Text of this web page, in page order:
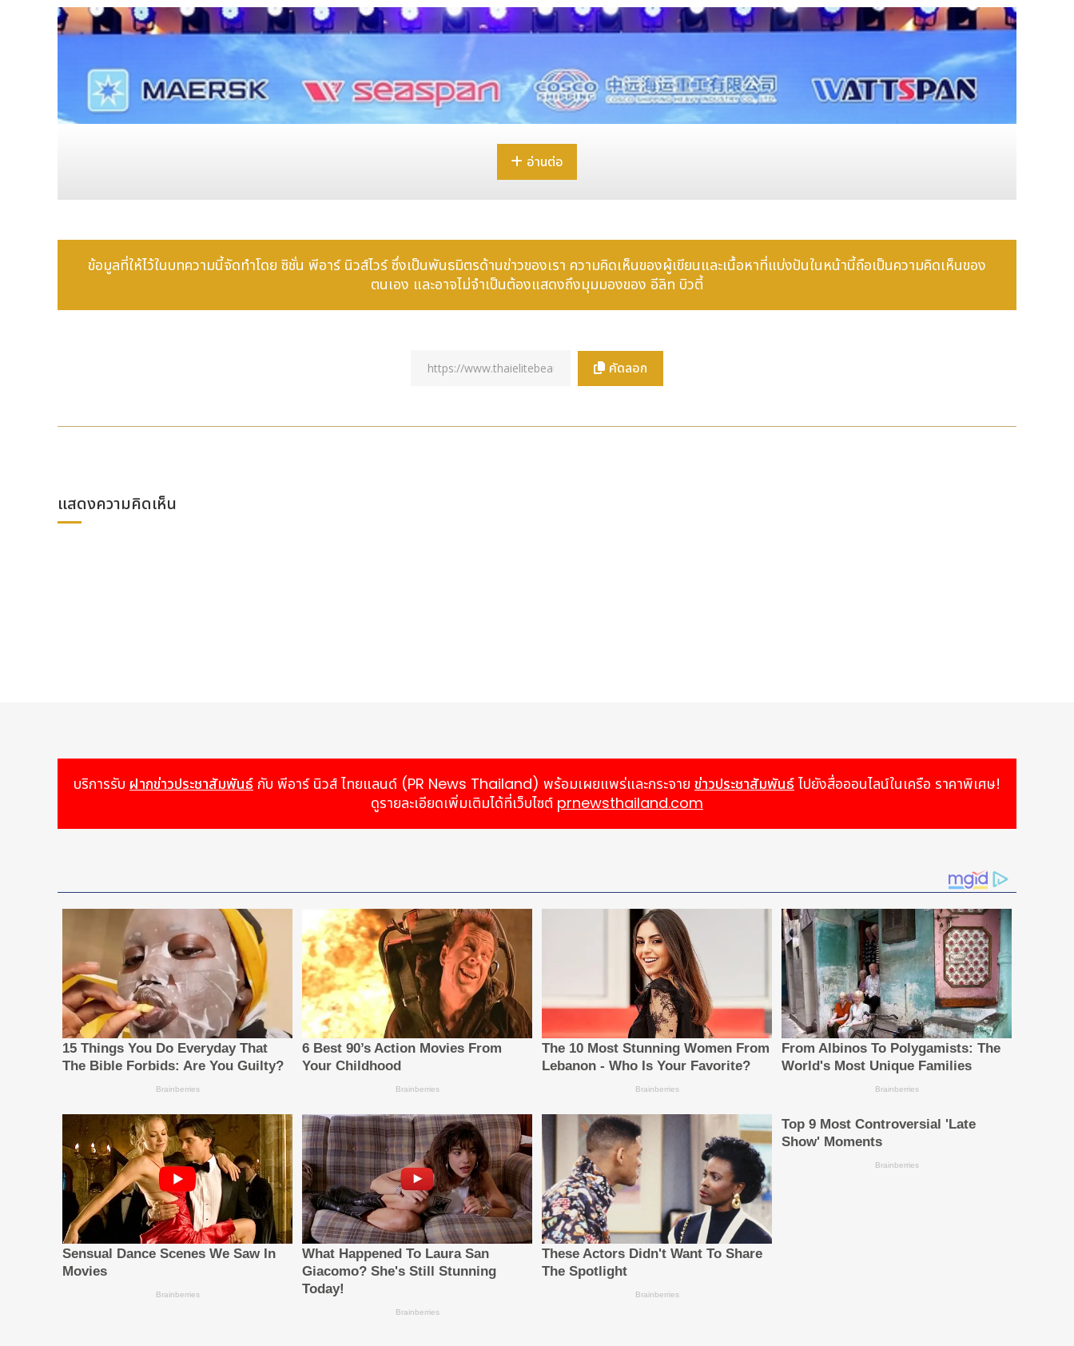
แนวทางการปรับปรุงดังกล่าว ประกอบด้วยการติดตั้งเครื่องกำเนิดไฟฟ้าแบบเพลา (shaft generator) เพื่อลดการใช้เชื้อเพลิงของเครื่องยนต์ช่วย (auxiliary engine) การเพิ่มประสิทธิภาพ
การทำงานของเครื่องยนต์หลัก การติดตั้งใบจักรประสิทธิภาพสูงรุ่นใหม่ และอุปกรณ์สร้างการไหลหมุนล่วงหน้าก่อนเข้าสู่ใบจักร (pre swirl device) เพื่อเพิ่มประสิทธิภาพของระบบขับเคลื่อน
ตลอดจนการเตรียมความพร้อมสำหรับการติดตั้งระบบดักจับคาร์บอน เพื่อรองรับการปฏิบัติตามข้อกำหนดด้านการปล่อยมลพิษในอนาคต นอกจากนี้ จะมีการยกระดับสะพานยึดตู้สินค้า (lashing
ต้นทุนต่อช่องบรรทุกตู้สินค้าของเรือลงได้ประมาณ 10–13% พร้อมทั้งเพิ่มประสิทธิภาพการใช้เชื้อเพลิง ยกระดับสมรรถนะในการปฏิบัติการ และเสริมความพร้อมในการปฏิบัติตามข้อกำหนดด้านกฎ
ระเบียบในอนาคต
จนถึงปัจจุบัน การลงทุนรวมสำหรับการปรับปรุงกองเรือทั้งในส่วนที่ดำเนินการแล้วและที่มีแผนจะดำเนินการสำหรับเรือทั้ง 18 ลำ มีมูลค่าประมาณ 75 ล้านดอลลาร์สหรัฐ และยังมีโครงการเพิ่มเติมที่
อยู่ระหว่างการพัฒนาเพื่อสนับสนุนการลดการปล่อยก๊าซคาร์บอนและการยกระดับประสิทธิภาพของกองเรืออย่างต่อเนื่อง
นอกจากนี้ WattSpan ซึ่งเป็นพันธมิตรร่วมทุนเชิงกลยุทธ์ของ Seaspan ด้านเทคโนโลยีและวิศวกรรมทางทะเล ที่มุ่งเน้นการเพิ่มประสิทธิภาพเรือ การใช้พลังงานอย่างมีประสิทธิภาพ และโซลูชัน
ด้านการลดการปล่อยก๊าซคาร์บอน ได้เข้าร่วมกับ Maersk และ COSCO Shipyard ในการลงนามบันทึกความร่วมมือ (Memorandum of Cooperation) ที่ไม่มีผลผูกพันทางกฎหมาย เพื่อ
กำหนดกรอบความร่วมมือระยะเวลา 1 ปี สำหรับการทำงานร่วมกันด้านการปรับปรุงเรือ การเพิ่มประสิทธิภาพการใช้พลังงาน และเทคโนโลยีการลดการปล่อยก๊าซคาร์บอนในภาคการเดินเรือ ทั้งนี้
ความร่วมมือดังกล่าวครอบคลุมถึงแต่ไม่จำกัดเพียงการพัฒนาโครงการร่วมกัน การแลกเปลี่ยนข้อมูล และการดำเนินโครงการในอนาคตภายใต้ข้อตกลงทางการค้าที่แยกออกมาต่างหาก
"ความร่วมมือครั้งนี้สะท้อนให้เห็นถึงรูปแบบความร่วมมือที่มุ่งเน้นการนำไปปฏิบัติได้จริงและสร้างผลลัพธ์ที่มีคุณค่าอย่างเป็นรูปธรรม ซึ่งจำเป็นต่อการผลักดันการลดการปล่อยก๊าซคาร์บอนใน
อุตสาหกรรมการเดินเรือ" Dimitrios Panagopoulos ประธานเจ้าหน้าที่ฝ่ายปฏิบัติการกองเรือของ Seaspan กล่าว "ด้วยการทำงานอย่างใกล้ชิดร่วมกับ Maersk, WattSpan และ COSCO
Shipyard เราได้ผสานรวมความเชี่ยวชาญด้านเทคนิค ความเข้าใจเชิงลึกด้านการปฏิบัติการ และการลงทุนระยะยาวไว้ด้วยกัน เพื่อยกระดับสมรรถนะของเรือในปัจจุบัน พร้อมทั้งเตรียมความพร้อมให้
Anda Cristescu หัวหน้าฝ่ายการเช่าเรือและต่อเรือใหม่ของ Maersk กล่าวเสริมว่า "ตลอดหลายปีที่ผ่านมา Seaspan เป็นพันธมิตรที่เราให้ความไว้วางใจและเป็นผู้จัดหาเรือรายสำคัญให้แก่กอง
เรือของ Maersk มาโดยตลอด การทำงานร่วมกับ Seaspan อย่างใกล้ชิดจะช่วยให้เราสามารถดำเนินการปรับปรุงเรือเพื่อลดต้นทุนเชื้อเพลิง ลดการปล่อยก๊าซเรือนกระจก และเพิ่มขีดความสามารถ
ในการบรรทุกสินค้า ซึ่งทั้งหมดนี้ล้วนช่วยยกระดับขีดความสามารถในการแข่งขันให้แก่กองเรือของเรา"
เกี่ยวกับSeaspan Corporation Pte. Ltd.
Seaspan เป็นเจ้าของและผู้ดำเนินงานสินทรัพย์ทางทะเลชั้นนำของโลก โดยมุ่งเน้นการให้เช่าเรือระยะยาวในอัตราค่าเช่าคงที่แก่สายการเดินเรือชั้นนำของโลก ณ วันที่ 31 มีนาคม 2569 กองเรือที่
อยู่ระหว่างการดำเนินงานของ Seaspan ประกอบด้วยเรือ 247 ลำ เมื่อคำนวณรวมเรือที่สั่งต่อใหม่ซึ่งยังไม่ได้ส่งมอบ (รวมถึงเรือบรรทุกก๊าซอีเทนขนาดใหญ่หรือ Very Large Ethane Carrier
จำนวน 2 ลำ และเรือ Open Hatch Gantry Crane จำนวน 4 ลำ ซึ่งมีการลงนามสัญญาในเดือนเมษายน 2569) โดยเมื่อส่งมอบครบทั้งหมดแล้ว กองเรือจะมีความสามารถในการบรรทุกขนส่ง
สินค้ารวมประมาณ 2.5 ล้าน TEU
A.P. Moller Maersk
อ่านต่อ
ข้อมูลที่ให้ไว้ในบทความนี้จัดทำโดย ซิชั่น พีอาร์ นิวส์ไวร์ ซึ่งเป็นพันธมิตรด้านข่าวของเรา ความคิดเห็นของผู้เขียนและเนื้อหาที่แบ่งปันในหน้านี้ถือเป็นความคิดเห็นของ
ตนเอง และอาจไม่จำเป็นต้องแสดงถึงมุมมองของ อีลิท บิวตี้
คัดลอก
แสดงความคิดเห็น
บริการรับ ฝากข่าวประชาสัมพันธ์ กับ พีอาร์ นิวส์ ไทยแลนด์ (PR News Thailand) พร้อมเผยแพร่และกระจาย ข่าวประชาสัมพันธ์ ไปยังสื่อออนไลน์ในเครือ ราคาพิเศษ!
ดูรายละเอียดเพิ่มเติมได้ที่เว็บไซต์ prnewsthailand.com